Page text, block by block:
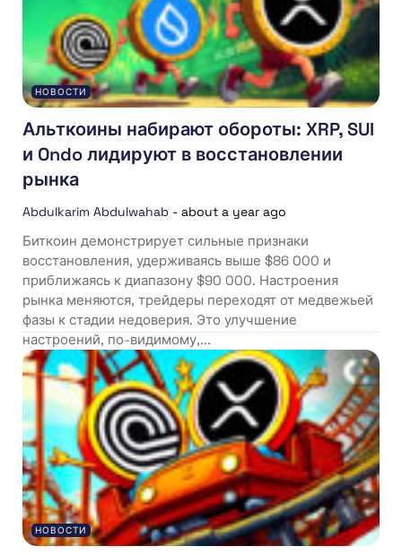
НОВОСТИ
Альткоины набирают обороты: XRP, SUI
и Ondo лидируют в восстановлении
рынка
Abdulkarim Abdulwahab - about a year ago
Биткоин демонстрирует сильные признаки
восстановления, удерживаясь выше $86 000 и
приближаясь к диапазону $90 000. Настроения
рынка меняются, трейдеры переходят от медвежьей
фазы к стадии недоверия. Это улучшение
настроений, по-видимому,...
НОВОСТИ